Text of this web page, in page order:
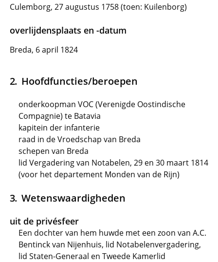
Culemborg, 27 augustus 1758 (toen: Kuilenborg)
overlijdensplaats en -datum
Breda, 6 april 1824
Hoofdfuncties/beroepen
onderkoopman VOC (Verenigde Oostindische
Compagnie) te Batavia
kapitein der infanterie
raad in de Vroedschap van Breda
schepen van Breda
lid Vergadering van Notabelen, 29 en 30 maart 1814
(voor het departement Monden van de Rijn)
Wetenswaardigheden
uit de privésfeer
Een dochter van hem huwde met een zoon van A.C.
Bentinck van Nijenhuis, lid Notabelenvergadering,
lid Staten-Generaal en Tweede Kamerlid